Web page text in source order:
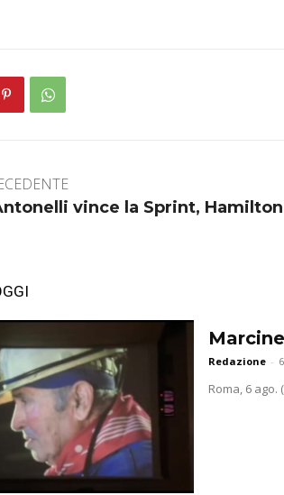
vince la Sprint,
Redazione -
Roma, 6